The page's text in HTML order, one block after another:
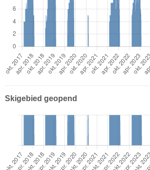
Skigebied geopend